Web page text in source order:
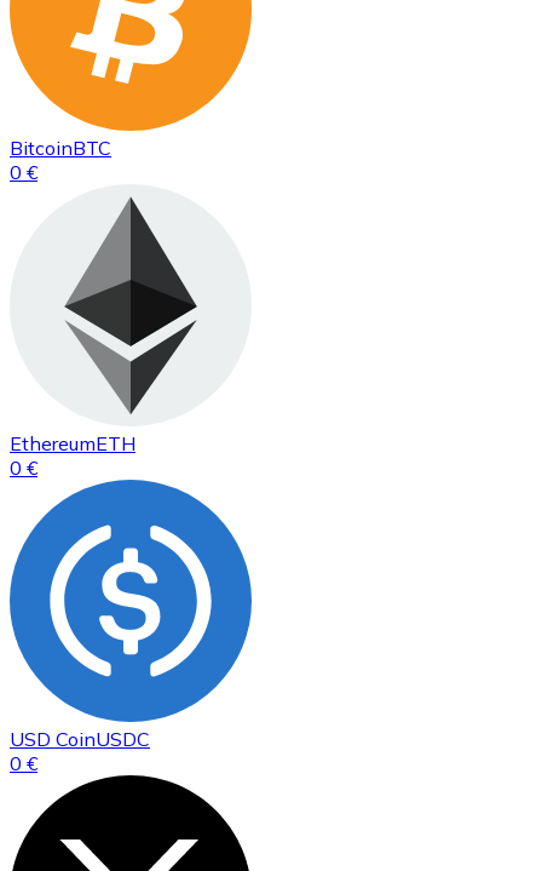
BitcoinBTC
0 €
EthereumETH
0 €
USD CoinUSDC
0 €